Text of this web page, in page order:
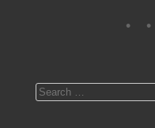
Search